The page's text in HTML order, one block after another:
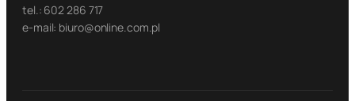
tel.: 602 286 717
e-mail: biuro@online.com.pl